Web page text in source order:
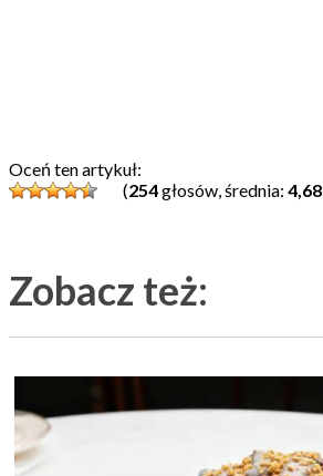
Oceń ten artykuł:
(254głosów, średnia: 4,68
Zobacz też: